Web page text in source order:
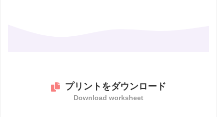
プリントをダウンロード
Download worksheet